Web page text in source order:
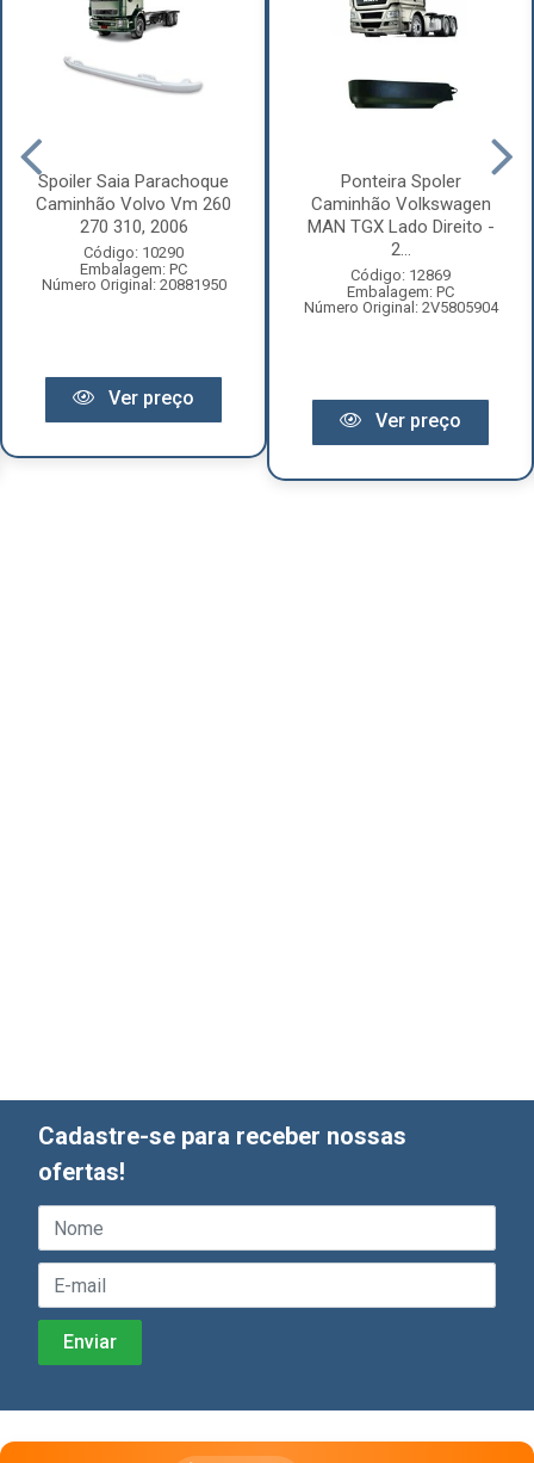
Spoiler Saia Parachoque
Caminhão Volvo Vm 260
270 310, 2006
Código: 10290
Embalagem: PC
Número Original: 20881950
Ver preço
Ponteira Spoler
Caminhão Volkswagen
MAN TGX Lado Direito -
2...
Código: 12869
Embalagem: PC
Número Original: 2V5805904
Ver preço
Cadastre-se para receber nossas
ofertas!